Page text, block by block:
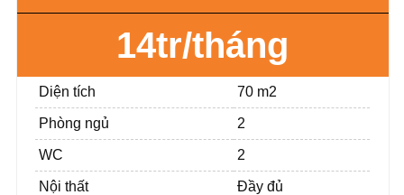
14tr/tháng
Diện tích 70 m2
Phòng ngủ 2
WC 2
Nội thất Đầy đủ